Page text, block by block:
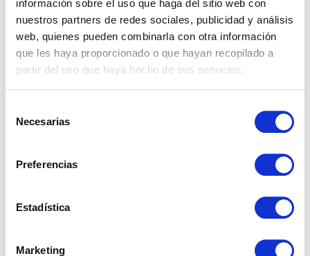
información sobre el uso que haga del sitio web con
nuestros partners de redes sociales, publicidad y análisis
web, quienes pueden combinarla con otra información
que les haya proporcionado o que hayan recopilado a
partir del uso que haya hecho de sus servicios.
Necesarias
Preferencias
Estadística
Marketing
Parcela en Jubrique
Jubrique, Jubrique.
€ 106.050